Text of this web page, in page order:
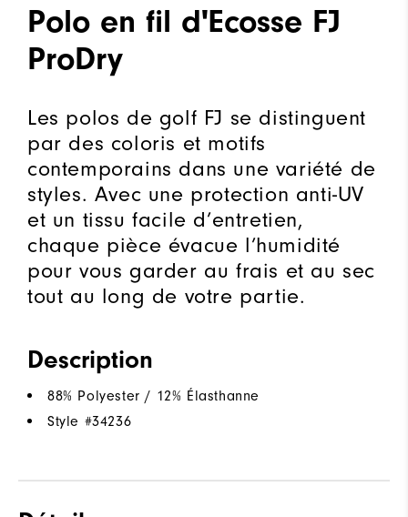
Polo en fil d'Ecosse FJ
ProDry
Les polos de golf FJ se distinguent
par des coloris et motifs
contemporains dans une variété de
styles. Avec une protection anti-UV
et un tissu facile d’entretien,
chaque pièce évacue l’humidité
pour vous garder au frais et au sec
tout au long de votre partie.
Description
88% Polyester / 12% Élasthanne
Style #34236